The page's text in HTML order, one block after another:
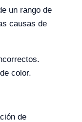
un rango de
causas de
color.
de